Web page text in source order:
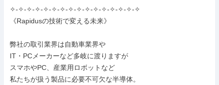
✧-✧-✧-✧-✧-✧-✧-✧-✧-✧-✧-✧-✧-✧-✧-✧
《Rapidusの技術で変える未来》
弊社の取引業界は自動車業界や
IT・PCメーカーなど多岐に渡りますが
スマホやPC、産業用ロボットなど
私たちが扱う製品に必要不可欠な半導体。